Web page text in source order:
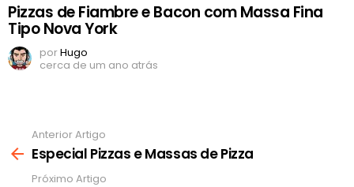
Pizzas de Fiambre e Bacon com Massa Fina
Tipo Nova York
porHugo
cerca de um ano atrás
mais
Anterior Artigo
Especial Pizzas e Massas de Pizza
Próximo Artigo